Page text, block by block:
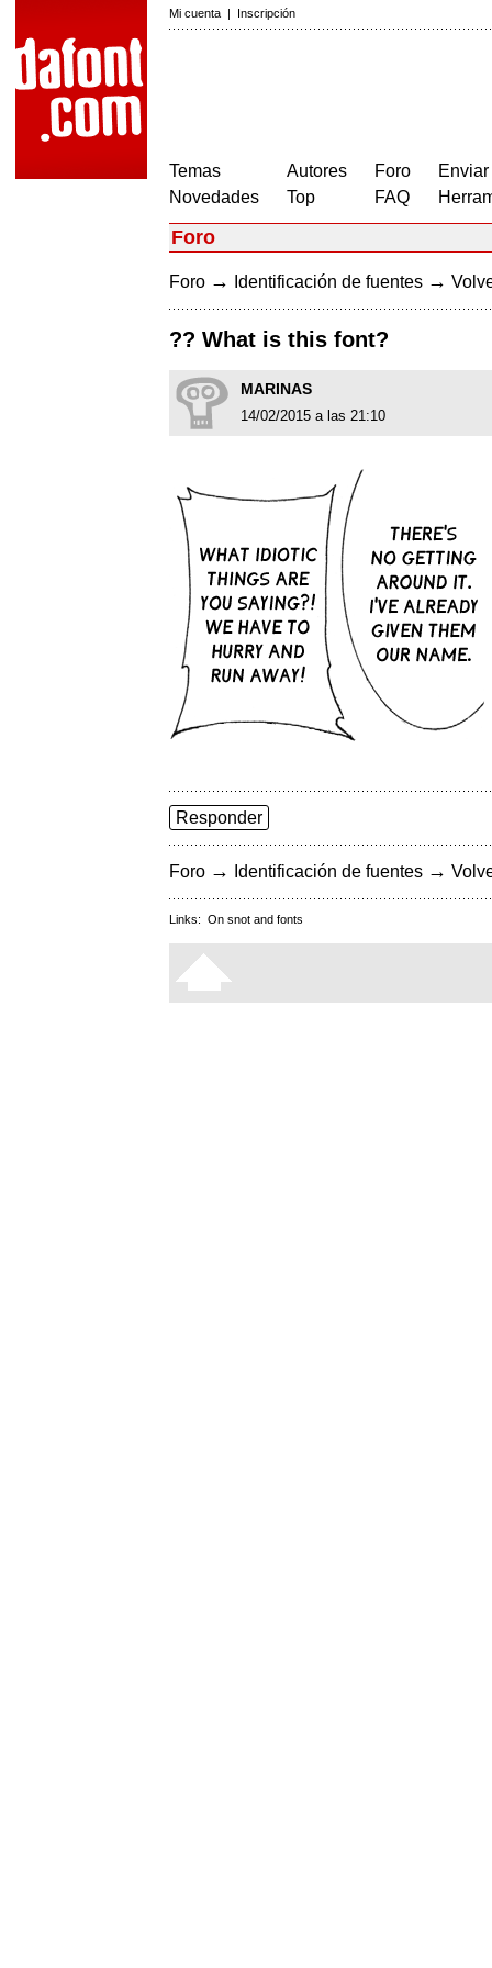
Mi cuenta | Inscripción
Temas
Novedades
Autores
Top
Foro
FAQ
Foro
Foro → Identificación de fuentes →
?? What is this font?
MARINAS
14/02/2015 a las 21:10
Responder
Foro → Identificación de fuentes →
Links: On snot and fonts